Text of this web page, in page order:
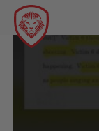
NAZI